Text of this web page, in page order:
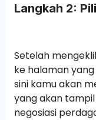
Langkah 2:
Setelah
ke halaman
sini kamu akan
yang akan
negosiasi